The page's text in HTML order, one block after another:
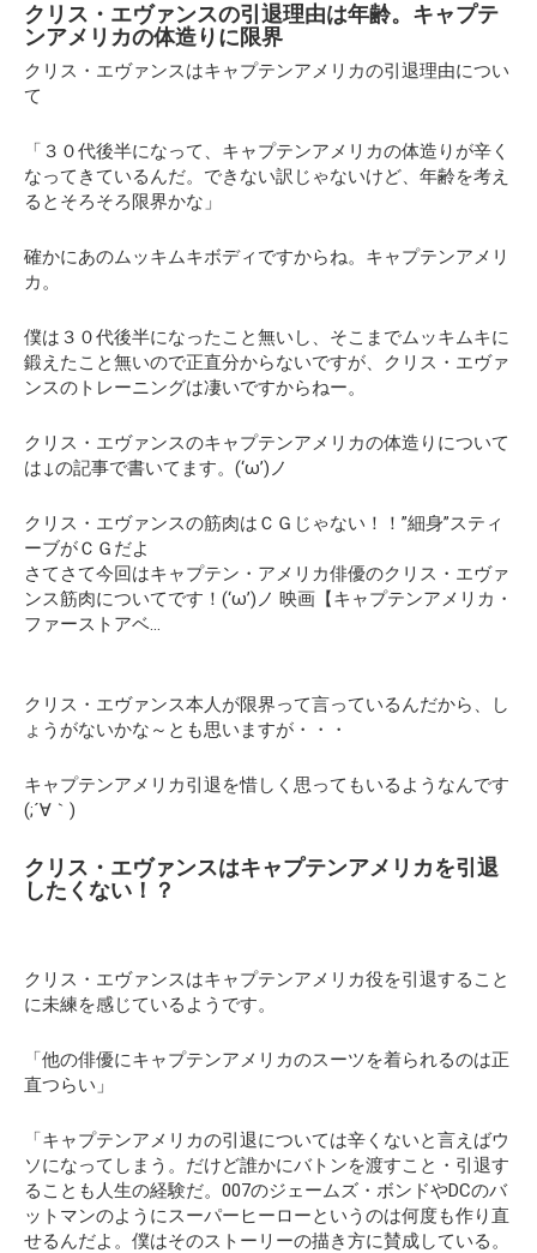
クリス・エヴァンスの引退理由は年齢。キャプテ
ンアメリカの体造りに限界
クリス・エヴァンスはキャプテンアメリカの引退理由につい
て
「３０代後半になって、キャプテンアメリカの体造りが辛く
なってきているんだ。できない訳じゃないけど、年齢を考え
るとそろそろ限界かな」
確かにあのムッキムキボディですからね。キャプテンアメリ
カ。
僕は３０代後半になったこと無いし、そこまでムッキムキに
鍛えたこと無いので正直分からないですが、クリス・エヴァ
ンスのトレーニングは凄いですからねー。
クリス・エヴァンスのキャプテンアメリカの体造りについて
は↓の記事で書いてます。(‘ω’)ノ
クリス・エヴァンスの筋肉はＣＧじゃない！！”細身”スティ
ーブがＣＧだよ
さてさて今回はキャプテン・アメリカ俳優のクリス・エヴァ
ンス筋肉についてです！(‘ω’)ノ 映画【キャプテンアメリカ・
ファーストアベ…
クリス・エヴァンス本人が限界って言っているんだから、し
ょうがないかな～とも思いますが・・・
キャプテンアメリカ引退を惜しく思ってもいるようなんです
(;´∀｀)
クリス・エヴァンスはキャプテンアメリカを引退
したくない！？
クリス・エヴァンスはキャプテンアメリカ役を引退すること
に未練を感じているようです。
「他の俳優にキャプテンアメリカのスーツを着られるのは正
直つらい」
「キャプテンアメリカの引退については辛くないと言えばウ
ソになってしまう。だけど誰かにバトンを渡すこと・引退す
ることも人生の経験だ。007のジェームズ・ボンドやDCのバ
ットマンのようにスーパーヒーローというのは何度も作り直
せるんだよ。僕はそのストーリーの描き方に賛成している。